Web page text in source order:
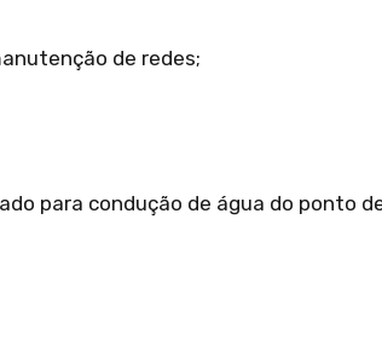
de redes;
para condução de água do ponto